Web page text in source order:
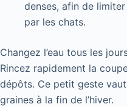
denses, afin de
par les chats.
Changez l’eau tous les
Rincez rapidement la
dépôts. Ce petit geste
graines à la fin de l’hiver.